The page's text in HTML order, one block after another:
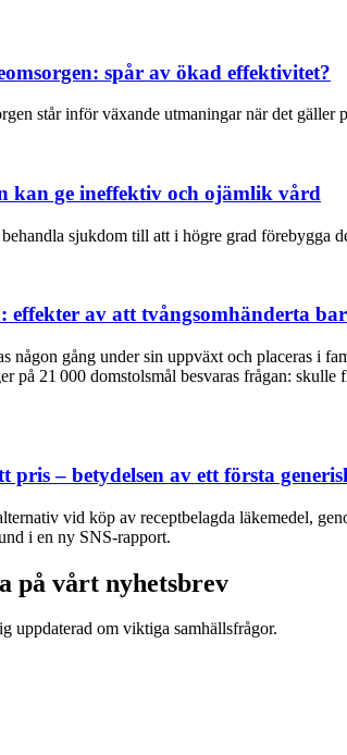
spår av ökad effektivitet?
står inför växande utmaningar när det
kan ge ineffektiv och ojämlik vård
sjukdom till att i högre grad förebygga
effekter av att tvångsomhänderta
någon gång under sin uppväxt och placeras i
på 21 000 domstolsmål besvaras frågan:
pris – betydelsen av ett första
vid köp av receptbelagda läkemedel,
i en ny SNS-rapport.
på vårt nyhetsbrev
uppdaterad om viktiga samhällsfrågor.